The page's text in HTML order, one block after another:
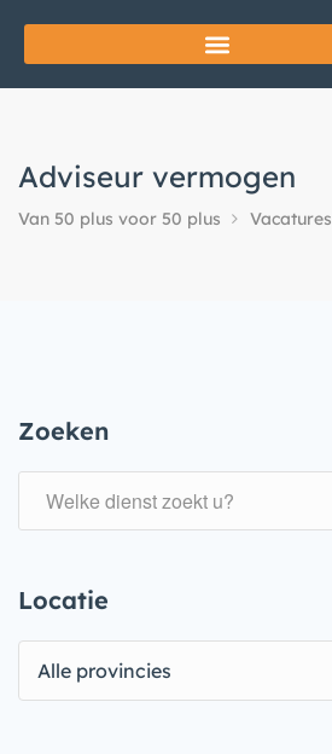
Adviseur vermogen
Van 50 plus voor 50 plus Vacatures
Zoeken
Locatie
Alle provincies